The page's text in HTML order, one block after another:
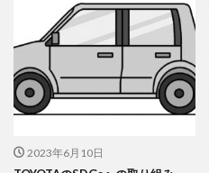
2023年6月10日